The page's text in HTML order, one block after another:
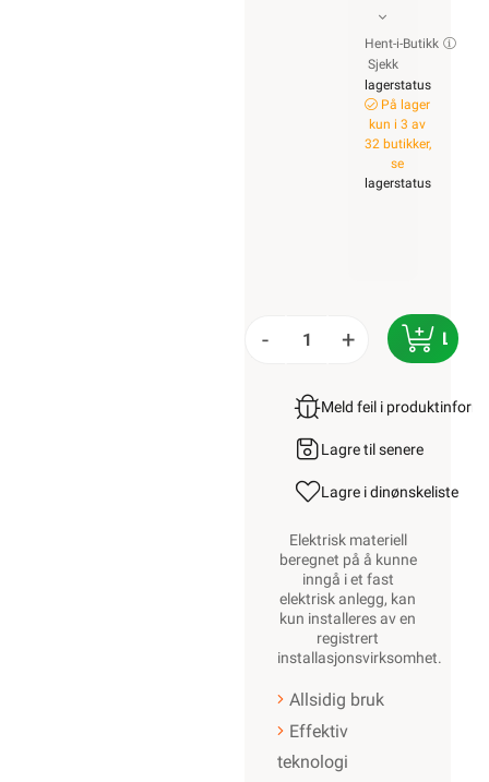
Hent-i-Butikk
Sjekk
lagerstatus
På lager
kun i 3 av
32 butikker,
se
lagerstatus
- +
Meld feil i
Lagre til senere
Lagre i dinønskeliste
Elektrisk materiell
beregnet på å kunne
inngå i et fast
elektrisk anlegg, kan
kun installeres av en
registrert
installasjonsvirksomhet.
Allsidig bruk
Effektiv
teknologi